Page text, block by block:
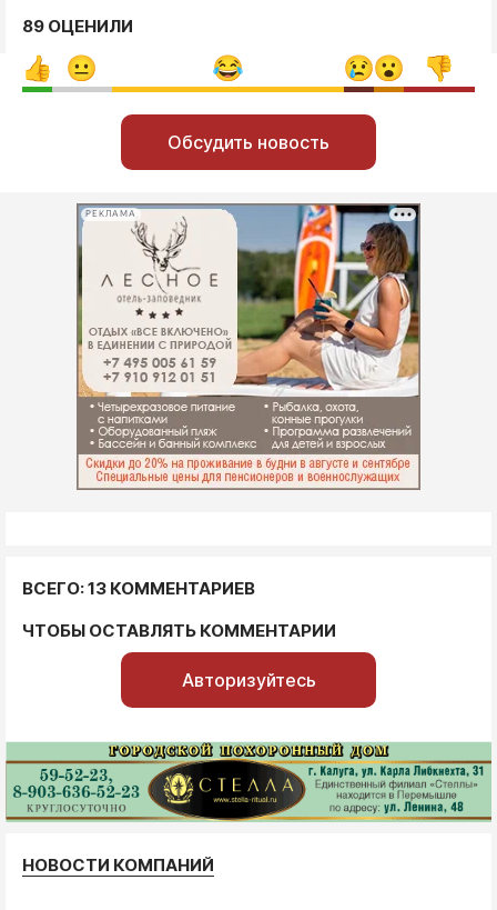
89 ОЦЕНИЛИ
Обсудить новость
РЕКЛАМА
ВСЕГО: 13 КОММЕНТАРИЕВ
ЧТОБЫ ОСТАВЛЯТЬ КОММЕНТАРИИ
Авторизуйтесь
НОВОСТИ КОМПАНИЙ